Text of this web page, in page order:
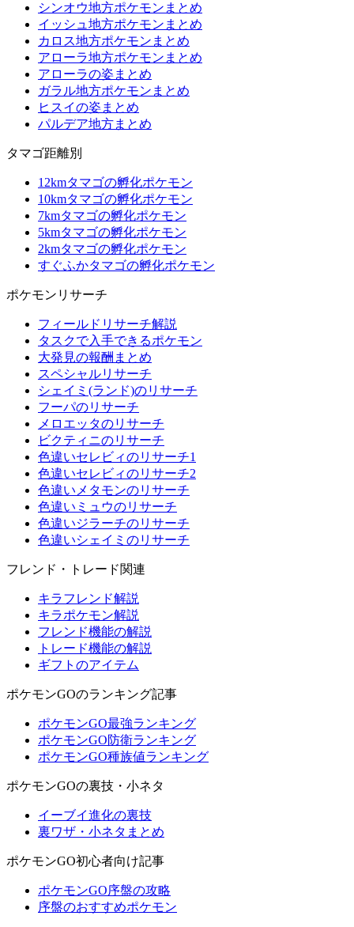
シンオウ地方ポケモンまとめ
イッシュ地方ポケモンまとめ
カロス地方ポケモンまとめ
アローラ地方ポケモンまとめ
アローラの姿まとめ
ガラル地方ポケモンまとめ
ヒスイの姿まとめ
パルデア地方まとめ
タマゴ距離別
12kmタマゴの孵化ポケモン
10kmタマゴの孵化ポケモン
7kmタマゴの孵化ポケモン
5kmタマゴの孵化ポケモン
2kmタマゴの孵化ポケモン
すぐふかタマゴの孵化ポケモン
ポケモンリサーチ
フィールドリサーチ解説
タスクで入手できるポケモン
大発見の報酬まとめ
スペシャルリサーチ
シェイミ(ランド)のリサーチ
フーパのリサーチ
メロエッタのリサーチ
ビクティニのリサーチ
色違いセレビィのリサーチ1
色違いセレビィのリサーチ2
色違いメタモンのリサーチ
色違いミュウのリサーチ
色違いジラーチのリサーチ
色違いシェイミのリサーチ
フレンド・トレード関連
キラフレンド解説
キラポケモン解説
フレンド機能の解説
トレード機能の解説
ギフトのアイテム
ポケモンGOのランキング記事
ポケモンGO最強ランキング
ポケモンGO防衛ランキング
ポケモンGO種族値ランキング
ポケモンGOの裏技・小ネタ
イーブイ進化の裏技
裏ワザ・小ネタまとめ
ポケモンGO初心者向け記事
ポケモンGO序盤の攻略
序盤のおすすめポケモン